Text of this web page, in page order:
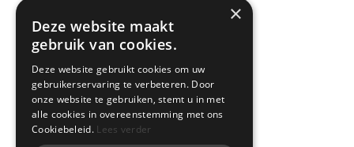
×
Deze website maakt
gebruik van cookies.
Deze website gebruikt cookies om uw
gebruikerservaring te verbeteren. Door
onze website te gebruiken, stemt u in met
alle cookies in overeenstemming met ons
Cookiebeleid. Lees verder